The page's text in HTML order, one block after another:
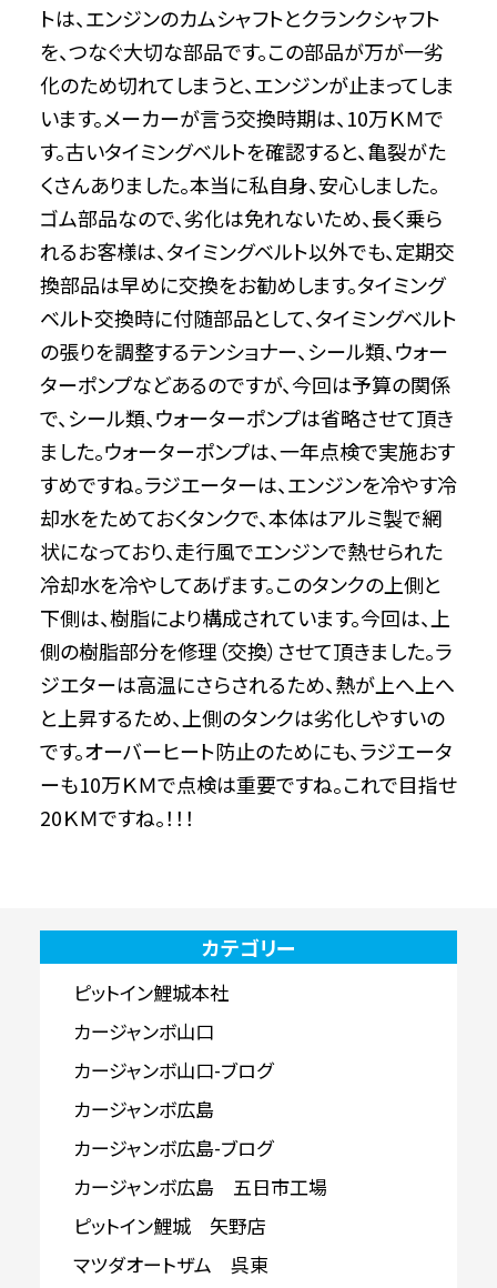
トは、エンジンのカムシャフトとクランクシャフト
を、つなぐ大切な部品です。この部品が万が一劣
化のため切れてしまうと、エンジンが止まってしま
います。メーカーが言う交換時期は、10万ＫＭで
す。古いタイミングベルトを確認すると、亀裂がた
くさんありました。本当に私自身、安心しました。
ゴム部品なので、劣化は免れないため、長く乗ら
れるお客様は、タイミングベルト以外でも、定期交
換部品は早めに交換をお勧めします。タイミング
ベルト交換時に付随部品として、タイミングベルト
の張りを調整するテンショナー、シール類、ウォー
ターポンプなどあるのですが、今回は予算の関係
で、シール類、ウォーターポンプは省略させて頂き
ました。ウォーターポンプは、一年点検で実施おす
すめですね。ラジエーターは、エンジンを冷やす冷
却水をためておくタンクで、本体はアルミ製で網
状になっており、走行風でエンジンで熱せられた
冷却水を冷やしてあげます。このタンクの上側と
下側は、樹脂により構成されています。今回は、上
側の樹脂部分を修理（交換）させて頂きました。ラ
ジエターは高温にさらされるため、熱が上へ上へ
と上昇するため、上側のタンクは劣化しやすいの
です。オーバーヒート防止のためにも、ラジエータ
ーも10万ＫＭで点検は重要ですね。これで目指せ
20ＫＭですね。！！！
カテゴリー
ピットイン鯉城本社
カージャンボ山口
カージャンボ山口-ブログ
カージャンボ広島
カージャンボ広島-ブログ
カージャンボ広島 五日市工場
ピットイン鯉城 矢野店
マツダオートザム 呉東